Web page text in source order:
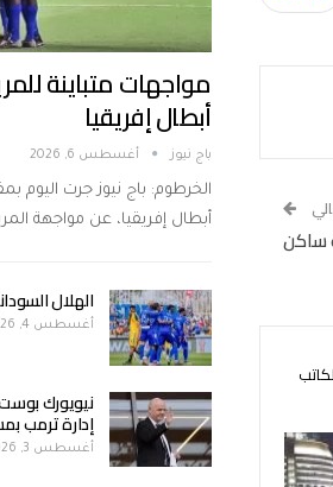
ساكن
مواجهات متباينة
أبطال إفريقيا
باج نيوز أغسطس 6, 2026
الخرطوم: باج نيوز جرت اليوم
أبطال إفريقيا، عن مواجهة
الهلال
أغسطس 4, 2026
نيويورك
إدارة ترمب
أغسطس 3, 2026